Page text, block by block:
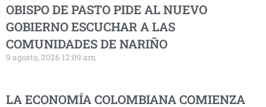
OBISPO DE PASTO PIDE AL NUEVO
GOBIERNO ESCUCHAR A LAS
COMUNIDADES DE NARIÑO
9 agosto, 2026 12:09 am
LA ECONOMÍA COLOMBIANA COMIENZA